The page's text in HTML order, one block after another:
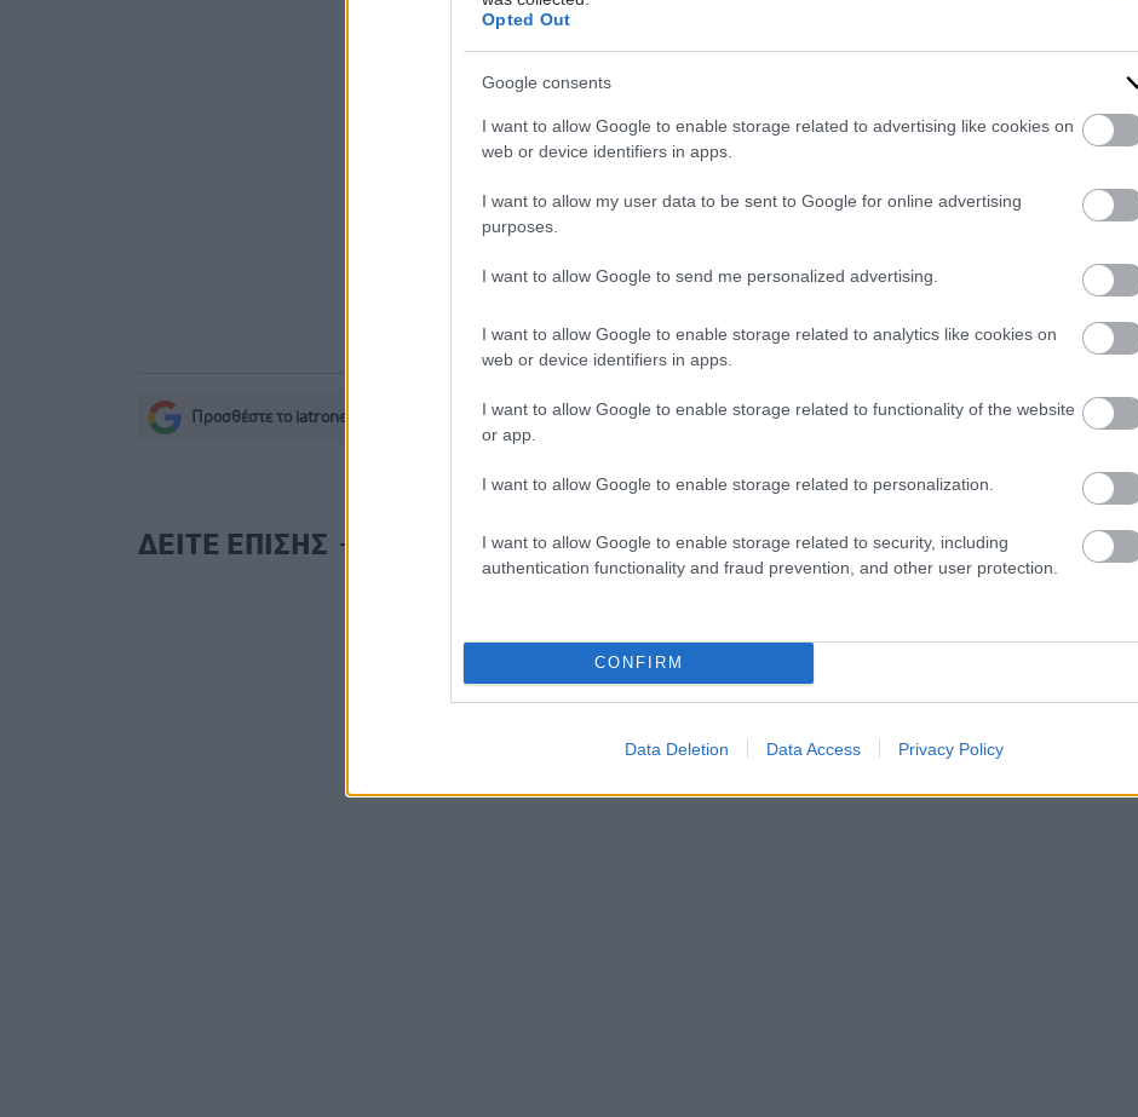
Opted Out
Google consents
I want to allow Google to enable storage related to advertising like cookies on
web or device identifiers in apps.
I want to allow my user data to be sent to Google for online advertising
purposes.
I want to allow Google to send me personalized advertising.
I want to allow Google to enable storage related to analytics like cookies on
web or device identifiers in apps.
I want to allow Google to enable storage related to functionality of the website
or app.
I want to allow Google to enable storage related to personalization.
I want to allow Google to enable storage related to security, including
authentication functionality and fraud prevention, and other user protection.
CONFIRM
Data Deletion Data Access Privacy Policy
Διευθέτηση των αποζημιώσεων των Στρατιωτικών Ιατρών μετά
από αίτημα του ΙΣΑ
κάνναβης μειώνει τους εφιάλτες
νερού στη Σίβηρη
Προσθέστε το iatronet.gr στο Discover
ΔΕΙΤΕ ΕΠΙΣΗΣ